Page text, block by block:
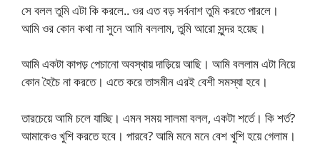
সে বলল তুমি এটা কি করলে.. ওর এত বড় সর্বনাশ তুমি করতে পারলে।
আমি ওর কোন কথা না সুনে আমি বললাম, তুমি আরো সুন্দর হয়েছ।
আমি একটা কাপড় পেচানো অবস্থায় দাড়িয়ে আছি। আমি বললাম এটা নিয়ে
কোন হৈচৈ না করতে। এতে করে তাসমীন এরই বেশী সমস্যা হবে।
তারচেয়ে আমি চলে যাচ্ছি। এমন সময় সালমা বলল, একটা শর্তে। কি শর্ত?
আমাকেও খুশি করতে হবে। পারবে? আমি মনে মনে বেশ খুশি হয়ে গেলাম।